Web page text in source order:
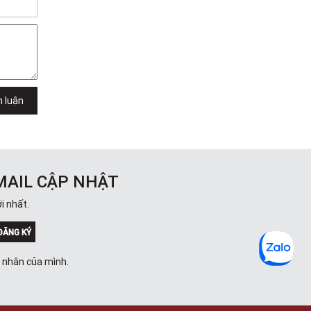
luận
CẬP NHẬT
nhất.
KÝ
của mình.